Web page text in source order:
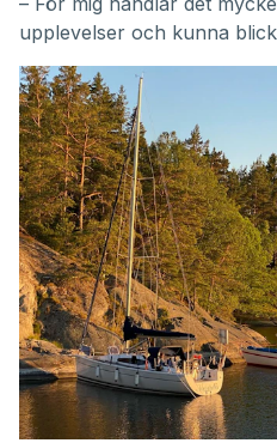
upplevelser och kunna